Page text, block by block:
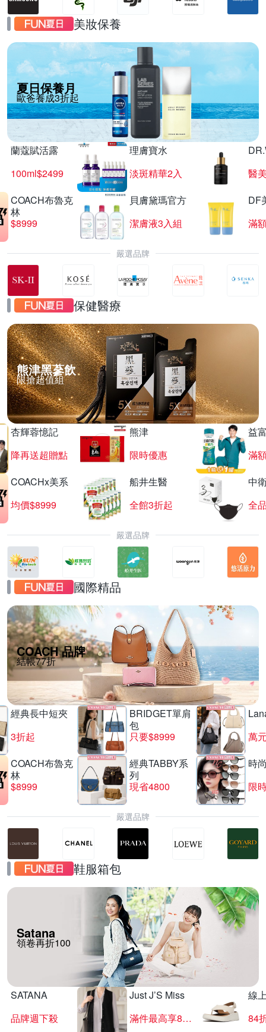
美妝保養
夏日保養月
歐爸養成3折起
蘭蔻賦活露
100ml$2499
理膚寶水
淡斑精華2入
醫
COACH布魯克
林
$8999
貝膚黛瑪官方
潔膚液3入組
DF
滿
嚴選品牌
保健醫療
熊津黑蔘飲
限搶超值組
杏輝蓉憶記
降再送超贈點
熊津
限時優惠
益
滿
COACHx美系
均價$8999
船井生醫
全館3折起
中
全
嚴選品牌
國際精品
COACH 品牌
結帳77折
經典長中短夾
3折起
BRIDGET單肩
包
只要$8999
萬
COACH布魯克
林
$8999
經典TABBY系
列
現省4800
時
限
嚴選品牌
鞋服箱包
Satana
領卷再折100
SATANA
品牌週下殺
Just J’S Miss
滿件最高享85折
線
84